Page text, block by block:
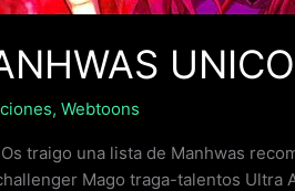
, Webtoons
traigo una lista de Manhwas
Mago traga-talentos